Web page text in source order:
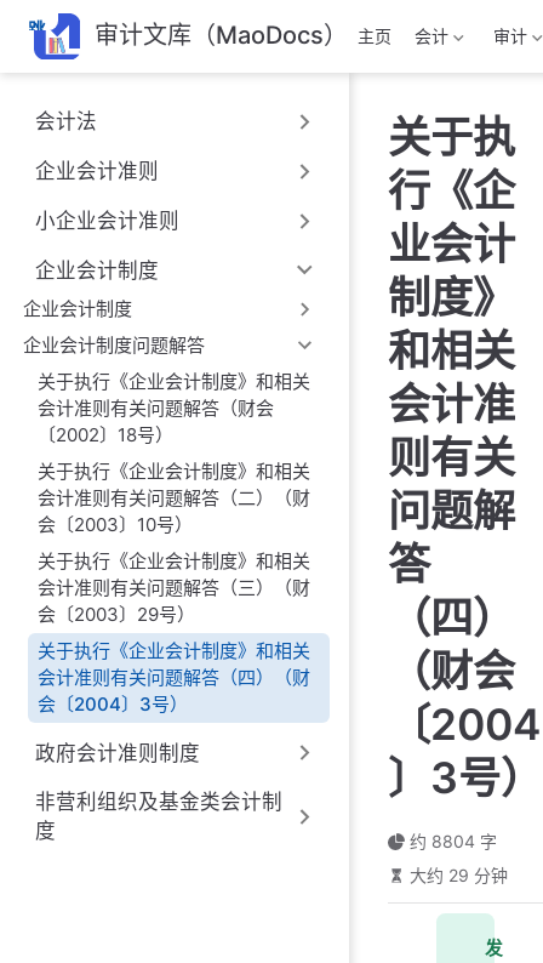
跳
至
主
內
容
审计文库（MaoDocs） 主页 会计 审计
会计法
企业会计准则
小企业会计准则
企业会计制度
企业会计制度
企业会计制度问题解答
关于执行《企业会计制度》和相关
会计准则有关问题解答（财会
〔2002〕18号）
关于执行《企业会计制度》和相关
会计准则有关问题解答（二）（财
会〔2003〕10号）
关于执行《企业会计制度》和相关
会计准则有关问题解答（三）（财
会〔2003〕29号）
关于执行《企业会计制度》和相关
会计准则有关问题解答（四）（财
会〔2004〕3号）
政府会计准则制度
非营利组织及基金类会计制
度
关于执
行《企
业会计
制度》
和相关
会计准
则有关
问题解
答
（四）
（财会
〔2004
〕3号）
约 8804 字
大约 29 分钟
发